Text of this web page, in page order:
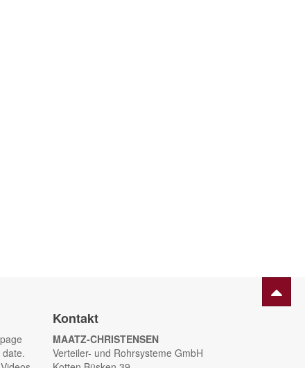
Kontakt
MAATZ-CHRISTENSEN
Verteiler- und Rohrsysteme GmbH